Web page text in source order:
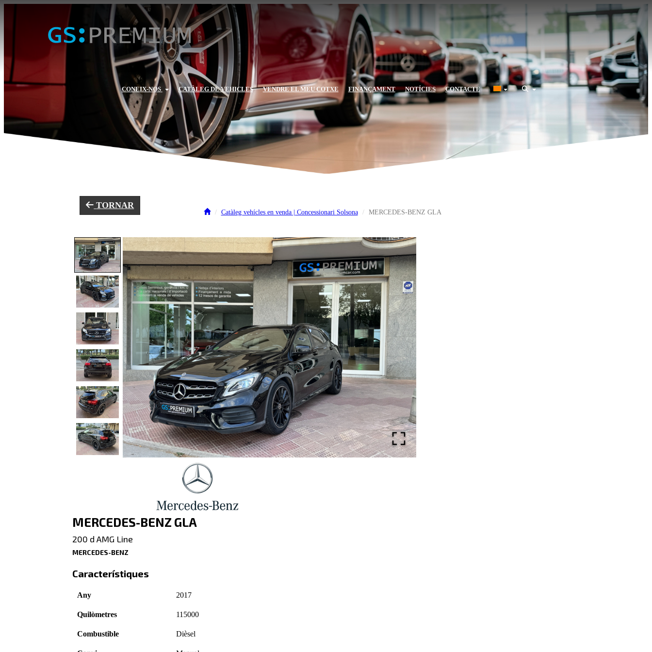
CONEIX-NOS CATÀLEG DE VEHICLES VENDRE EL MEU COTXE FINANÇAMENT NOTÍCIES CONTACTE
Catàleg vehícles en venda | Concessionari Solsona MERCEDES-BENZ GLA
TORNAR
MERCEDES-BENZ GLA
200 d AMG Line
MERCEDES-BENZ
Característiques
Any 2017
Quilòmetres 115000
Combustible Dièsel